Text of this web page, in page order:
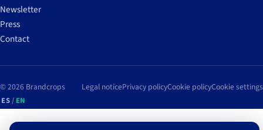
Newsletter
Press
Contact
© 2026 Brandcrops Legal noticePrivacy policyCookie policyCookie settings
ES/ EN